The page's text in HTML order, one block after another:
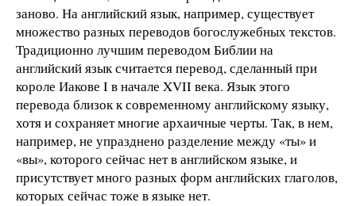
заново. На английский язык, например, существует
множество разных переводов богослужебных текстов.
Традиционно лучшим переводом Библии на
английский язык считается перевод, сделанный при
короле Иакове I в начале XVII века. Язык этого
перевода близок к современному английскому языку,
хотя и сохраняет многие архаичные черты. Так, в нем,
например, не упразднено разделение между «ты» и
«вы», которого сейчас нет в английском языке, и
присутствует много разных форм английских глаголов,
которых сейчас тоже в языке нет.